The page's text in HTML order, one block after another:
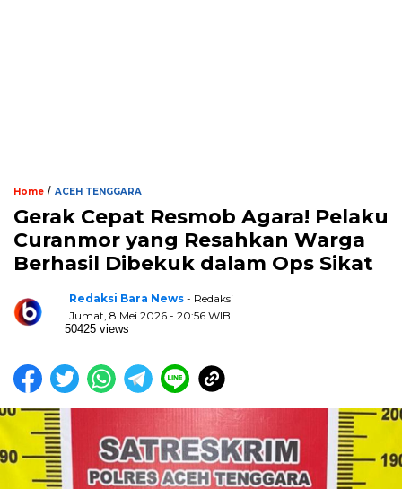
Home / ACEH TENGGARA
Gerak Cepat Resmob Agara! Pelaku
Curanmor yang Resahkan Warga
Berhasil Dibekuk dalam Ops Sikat
Redaksi Bara News - Redaksi
Jumat, 8 Mei 2026 - 20:56 WIB
50425 views